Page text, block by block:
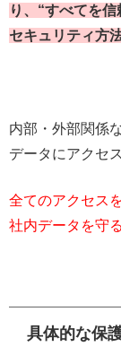
り、“すべてを
セキュリティ方
内部・外部関係
データにアクセ
全てのアクセス
社内データを守
具体的な保